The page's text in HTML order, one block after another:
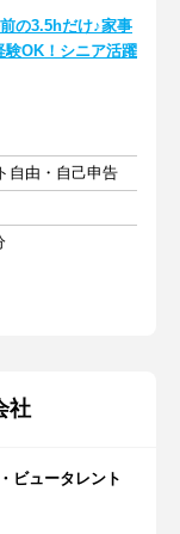
の3.5hだけ♪家事
験OK！シニア活躍
自由・自己申告
社
ビュータレント